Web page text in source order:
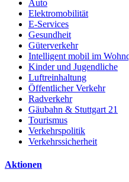
Auto
Elektromobilität
E-Services
Gesundheit
Güterverkehr
Intelligent mobil im
Kinder und Jugendliche
Luftreinhaltung
Öffentlicher Verkehr
Radverkehr
Gäubahn & Stuttgart 21
Tourismus
Verkehrspolitik
Verkehrssicherheit
Aktionen